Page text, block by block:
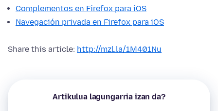
Complementos en Firefox para iOS
Navegación privada en Firefox para iOS
Share this article: http://mzl.la/1M401Nu
Artikulua lagungarria izan da?